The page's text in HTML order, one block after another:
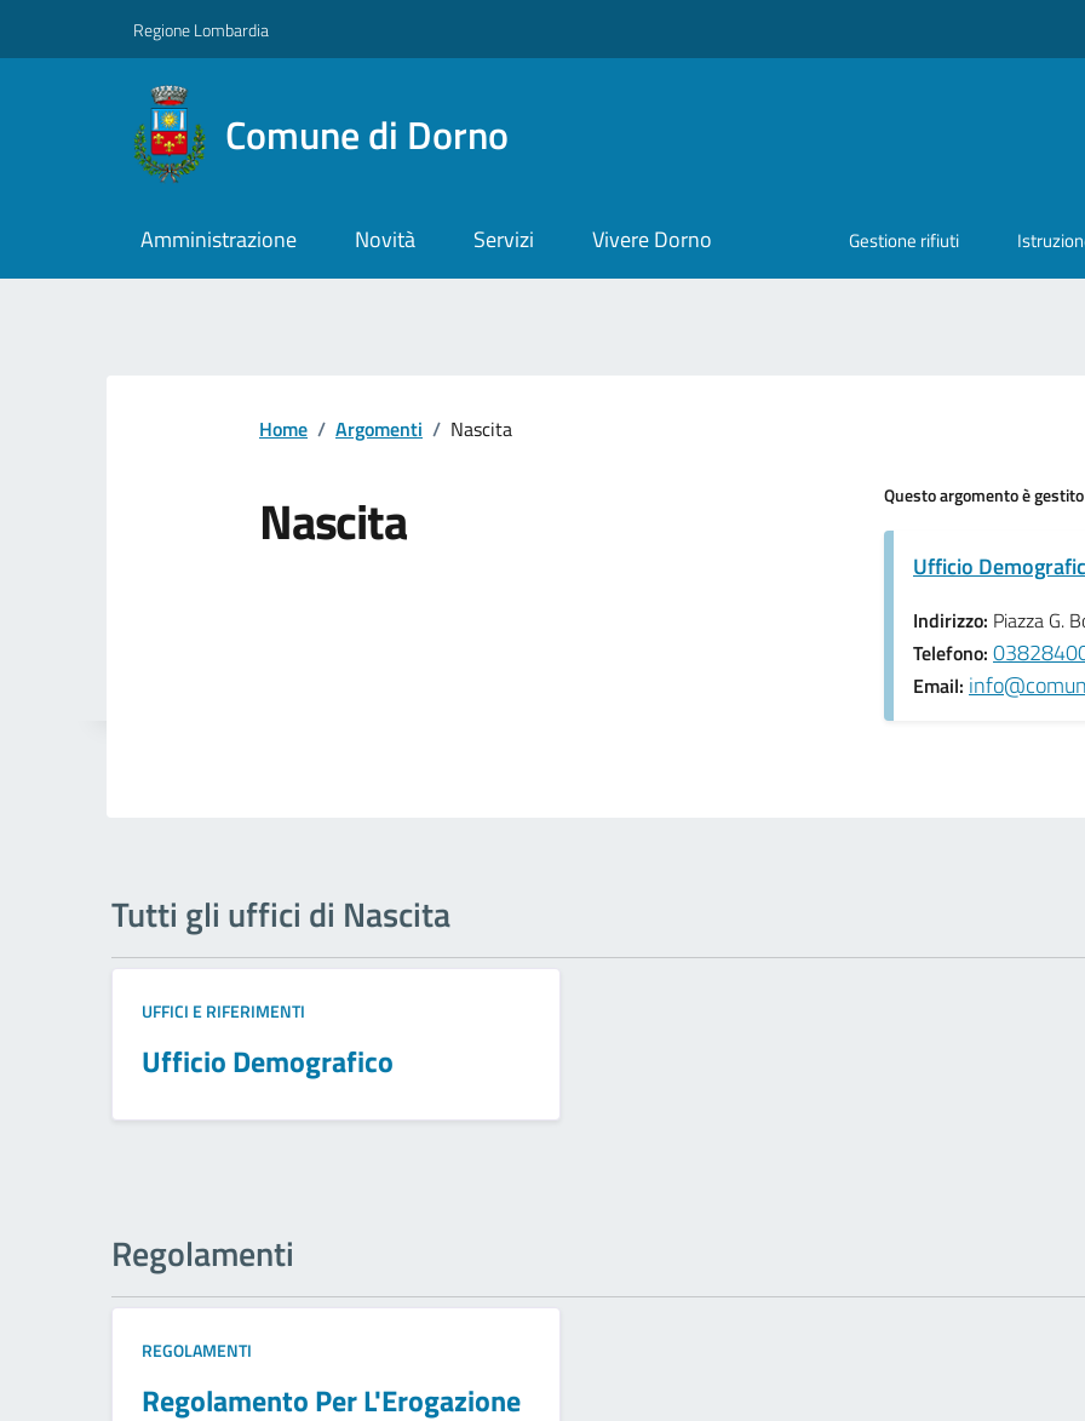
Regione Lombardia
Comune di Dorno
Amministrazione Novità Servizi Vivere Dorno Gestione rifiuti
Home / Argomenti / Nascita
Nascita Questo argomento è
Ufficio
Indirizzo: Piazza G.
Telefono:
Email:
Tutti gli uffici di Nascita
UFFICI E RIFERIMENTI
Ufficio Demografico
Regolamenti
REGOLAMENTI
Regolamento Per L'Erogazione